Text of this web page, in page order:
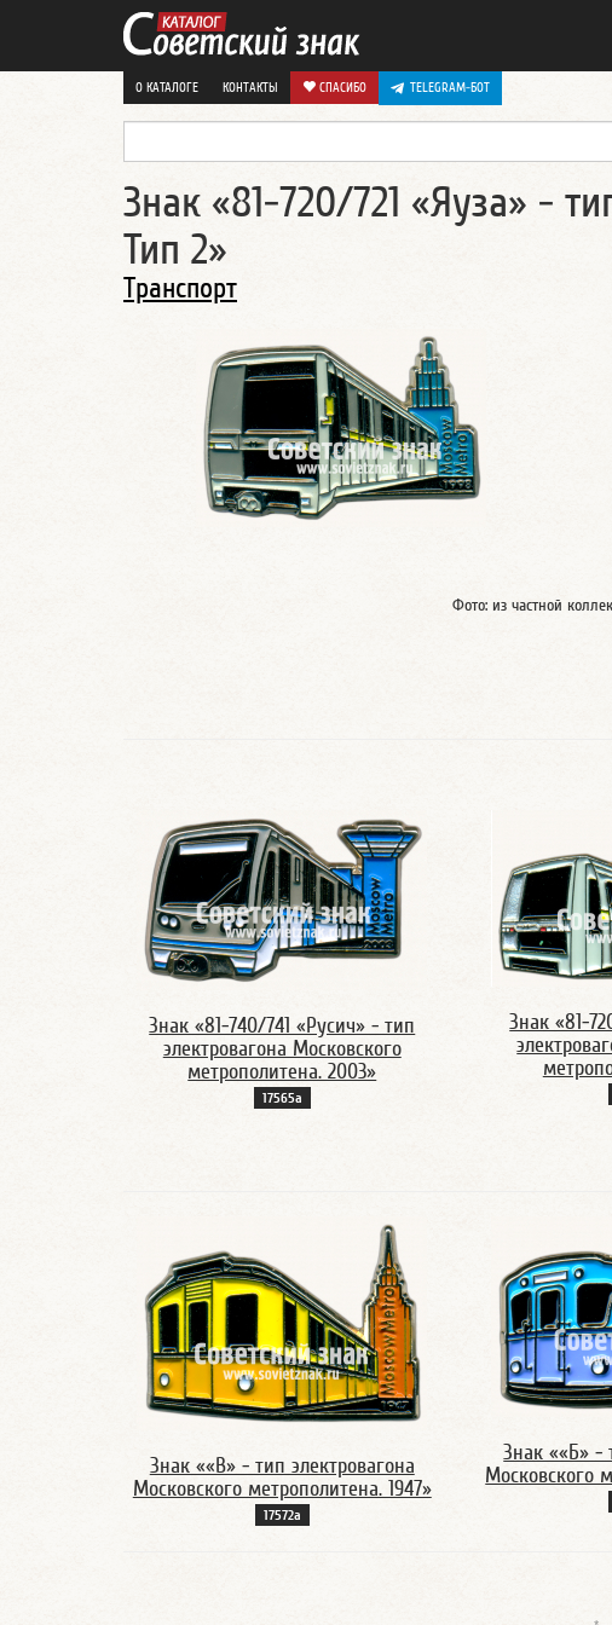
О КАТАЛОГЕ КОНТАКТЫ СПАСИБО TELEGRAM-БОТ
Знак «81-720/721 «Яуза» -
Тип 2»
Транспорт
Фото: из частной
Знак «81-740/741 «Русич» - тип
электровагона Московского
метрополитена. 2003»
17565а
Знак «81-
Знак ««В» - тип электровагона
Московского метрополитена. 1947»
17572а
Знак ««Б» -
Московского